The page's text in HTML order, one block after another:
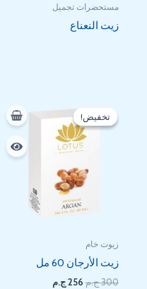
مستحضرات تجميل
زيت النعناع
تخفيض!
تخفيض!
زيوت خام
زيت الأرجان 60 مل
300ج.م
الأصلي
هو:
300 EGP.
256 ج.م
الحالي